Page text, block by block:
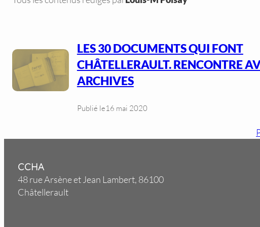
LES 30 DOCUMENTS QUI FONT
CHÂTELLERAULT. RENCONTRE
ARCHIVES
Publié le16 mai 2020
CCHA
48 rue Arsène et Jean Lambert, 86100
Châtellerault